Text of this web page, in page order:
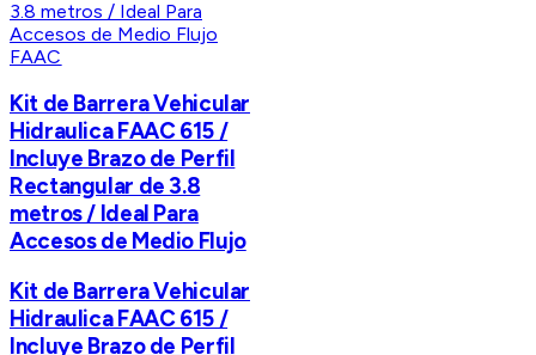
FAAC
Kit de Barrera Vehicular
Hidraulica FAAC 615 /
Incluye Brazo de Perfil
Rectangular de 3.8
metros / Ideal Para
Accesos de Medio Flujo
Kit de Barrera Vehicular
Hidraulica FAAC 615 /
Incluye Brazo de Perfil